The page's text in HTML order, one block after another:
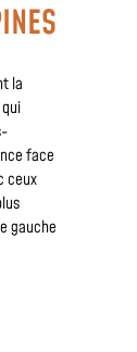
la
face
ceux
gauche